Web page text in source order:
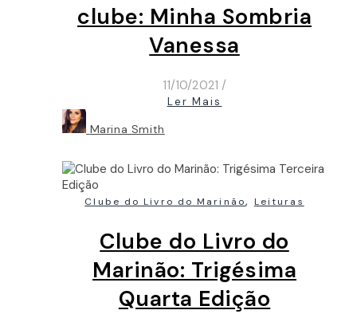
clube: Minha Sombria
Vanessa
11/10/2021 /
Ler Mais
Marina Smith
Clube do Livro do Marinão, Leituras
Clube do Livro do
Marinão: Trigésima
Quarta Edição